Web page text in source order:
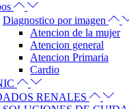
Diagnostico por imagen
Atencion de la mujer
Atencion general
Atencion Primaria
Cardio
RENALES